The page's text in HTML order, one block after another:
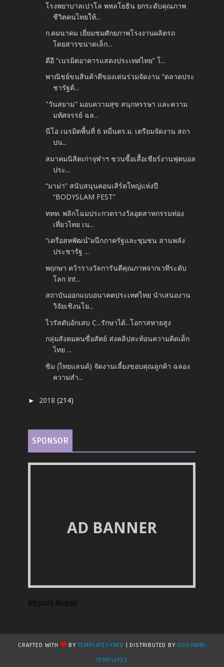
โรงพยาบาลเปาโล พหลโยธิน ยกระดับคุณภาพ
ชีวิตคนไทยให้...
ก.คมนาคม เยี่ยมชมศักยภาพโรงงานผลิตรถ
โดยสารขนาดเล็ก...
ดีอี “เนรมิตอาคารแสดงประเทศไทย” โ...
พาณิชย์ขนสินค้าดีของเด่นร่วมจัดงาน “ตลาดประ
ชารัฐต้...
"วันสยาม" มอบความสุข สนุกหรรษา และความ
มหัศจรรย์ ฉล...
นีโอ เนรมิตพื้นที่ 6 หมื่นตร.ม. เตรียมจัดงาน สถา
ปน...
สมาคมนิสิตเก่าจุฬาฯ ชวนซื้อเสื้อเชียร์งานฟุตบอล
ประ...
“มาม่า” สนับสนุนคอนเสิร์ตใหญ่แห่งปี
“BODYSLAM FEST”
ททท. พลิกโฉมประกวดรางวัลอุตสาหกรรมท่อง
เที่ยวไทย เน...
“เครือสหพัฒน์”ผนึกภาครัฐและชุมชน สานพลัง
ประชารัฐ ...
พฤกษา คว้ารางวัลการันตีคุณภาพจากเวทีระดับ
โลก Int...
สถาบันออกแบบอนาคตประเทศไทย นำเสนองาน
วิจัยเชิงนโย...
ไวรัสตับอักเสบ C...รักษาได้...โอกาสหายสูง
กลุ่มสังคมคนซื่อสัตย์ ส่งคลิปสะท้อนความคิดเด็ก
ไทย ...
ซิม (ไทยแลนด์) จัดงานเลี้ยงขอบคุณลูกค้า ฉลอง
ความสำ...
► 2018(214)
SPONSOR
AD BANNER
Report Abuse
CRAFTED WITH BYTEMPLATESYARD | DISTRIBUTED BY GOOYAABI
TEMPLATES